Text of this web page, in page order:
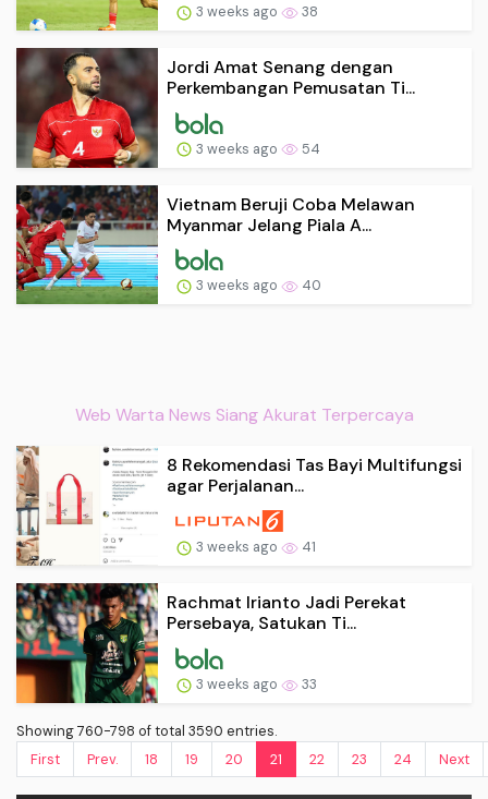
3 weeks ago 38
Jordi Amat Senang dengan
Perkembangan Pemusatan Ti...
3 weeks ago 54
Vietnam Beruji Coba Melawan
Myanmar Jelang Piala A...
3 weeks ago 40
Web Warta News Siang Akurat Terpercaya
8 Rekomendasi Tas Bayi Multifungsi
agar Perjalanan...
3 weeks ago 41
Rachmat Irianto Jadi Perekat
Persebaya, Satukan Ti...
3 weeks ago 33
Showing 760-798 of total 3590 entries.
First
Prev. 18 19 20 21 22 23 24 Next